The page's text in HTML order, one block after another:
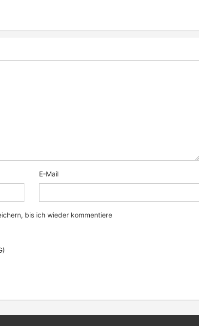
E-Mail
bis ich wieder kommentiere